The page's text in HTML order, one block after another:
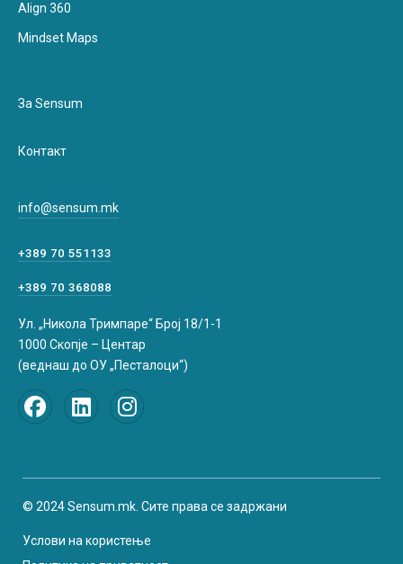
Align 360
Mindset Maps
За Sensum
Контакт
info@sensum.mk
+389 70 551133
+389 70 368088
Ул. „Никола Тримпаре“ Број 18/1-1
1000 Скопје – Центар
(веднаш до ОУ „Песталоци“)
© 2024 Sensum.mk. Сите права се задржани
Услови на користење